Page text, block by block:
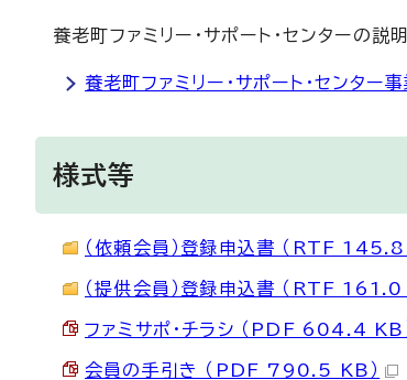
養老町ファミリー・サポート・センターの
養老町ファミリー・サポート・センター
様式等
（依頼会員）登録申込書 （RTF 145.8
（提供会員）登録申込書 （RTF 161.0
ファミサポ・チラシ （PDF 604.4 KB
会員の手引き （PDF 790.5 KB）